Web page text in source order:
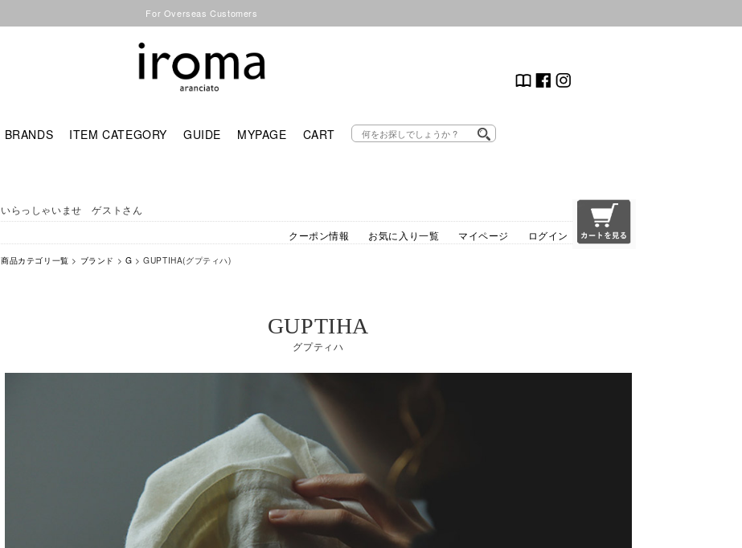
For Overseas Customers
BRANDS ITEM CATEGORY GUIDE MYPAGE CART
いらっしゃいませ ゲストさん
クーポン情報
お気に入り一覧 マイページ ログイン
商品カテゴリ一覧 > ブランド > G > GUPTIHA(グプティハ)
GUPTIHA
グプティハ